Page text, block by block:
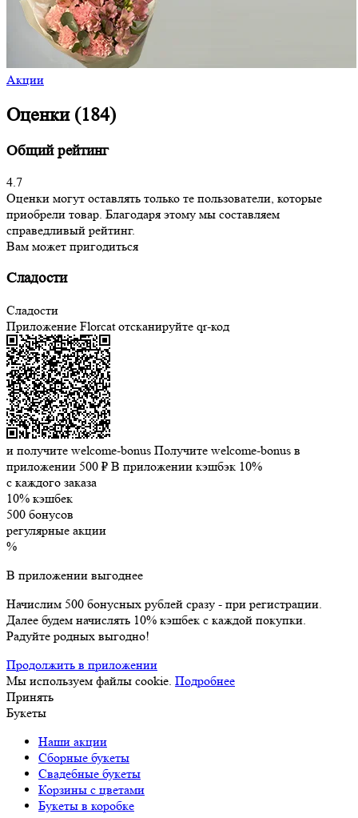
Акции
Оценки (184)
Общий рейтинг
4.7
Оценки могут оставлять только те пользователи, которые
приобрели товар. Благодаря этому мы составляем
справедливый рейтинг.
Вам может пригодиться
Сладости
Сладости
Приложение Florcat отсканируйте qr-код
и получите welcome-bonus Получите welcome-bonus в
приложении 500 ₽ В приложении кэшбэк 10%
с каждого заказа
10% кэшбек
500 бонусов
регулярные акции
%
В приложении выгоднее
Начислим 500 бонусных рублей сразу - при регистрации.
Далее будем начислять 10% кэшбек с каждой покупки.
Радуйте родных выгодно!
Продолжить в приложении
Мы используем файлы cookie. Подробнее
Принять
Букеты
Наши акции
Сборные букеты
Свадебные букеты
Корзины с цветами
Букеты в коробке